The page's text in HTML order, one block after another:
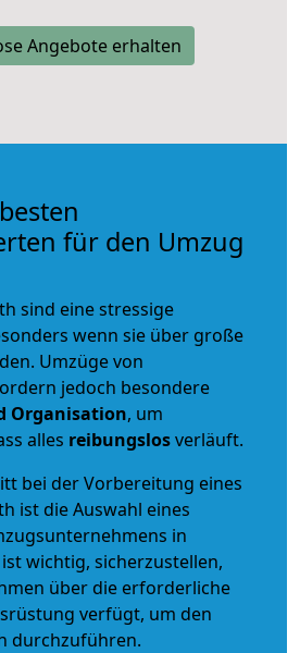
Angebote erhalten
für den Umzug
sind eine stressige
wenn sie über große
Umzüge von
jedoch besondere
Organisation, um
alles reibungslosverläuft.
bei der Vorbereitung eines
ist die Auswahl eines
in
wichtig, sicherzustellen,
über die erforderliche
verfügt, um den
durchzuführen.